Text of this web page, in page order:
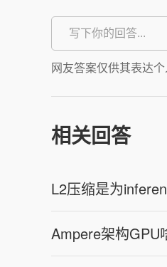
网友答案仅供其表达
相关回答
L2压缩是为
Ampere架构GPU